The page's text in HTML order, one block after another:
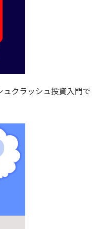
ュクラッシュ投資入門で